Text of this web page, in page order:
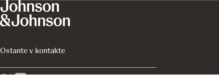
Ostante v kontakte